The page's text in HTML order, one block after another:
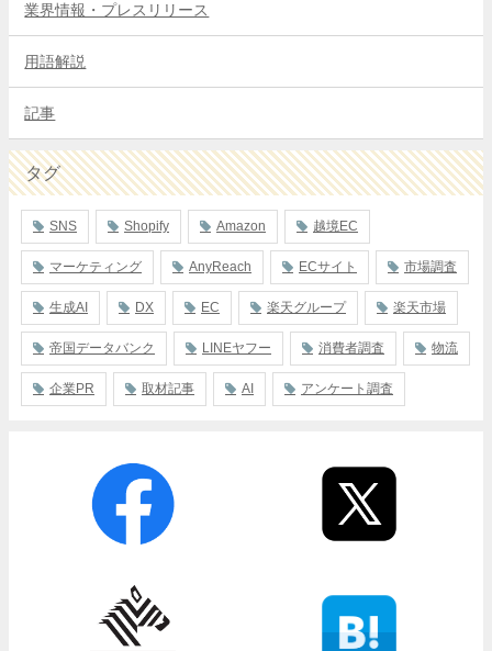
業界情報・プレスリリース
用語解説
記事
タグ
SNS Shopify Amazon 越境EC
マーケティング AnyReach ECサイト 市場調査
生成AI DX EC 楽天グループ 楽天市場
帝国データバンク LINEヤフー 消費者調査 物流
企業PR 取材記事 AI アンケート調査